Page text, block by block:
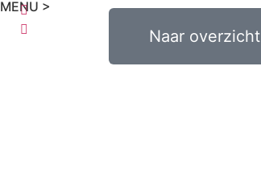
MENU >
Naar overzicht
0,00